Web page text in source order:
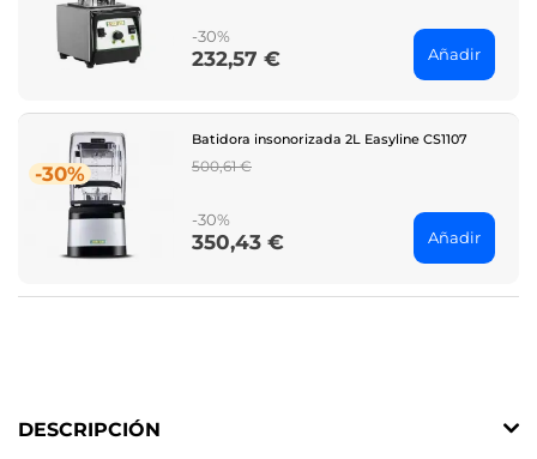
-30%
Price
232,57 € Añadir
-30%
Batidora insonorizada 2L Easyline CS1107
Regular
500,61 €
-30%
Price
350,43 € Añadir
DESCRIPCIÓN